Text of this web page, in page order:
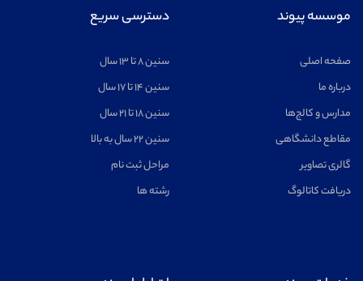
موسسه پیوند
صفحه اصلی
درباره ما
مدارس و کالج‌ها
مقاطع دانشگاهی
گالری تصاویر
دریافت کاتالوگ
دسترسی سریع
سنین ۸ تا ۱۳ سال
سنین ۱۴ تا ۱۷ سال
سنین ۱۸ تا ۲۱ سال
سنین ۲۲ سال به بالا
مراحل ثبت نام
رشته ها